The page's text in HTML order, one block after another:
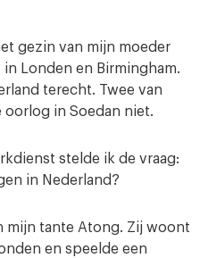
gezin van mijn moeder
Londen en Birmingham.
terecht. Twee van
in Soedan niet.
stelde ik de vraag:
in Nederland?
mijn tante Atong. Zij woont
en speelde een